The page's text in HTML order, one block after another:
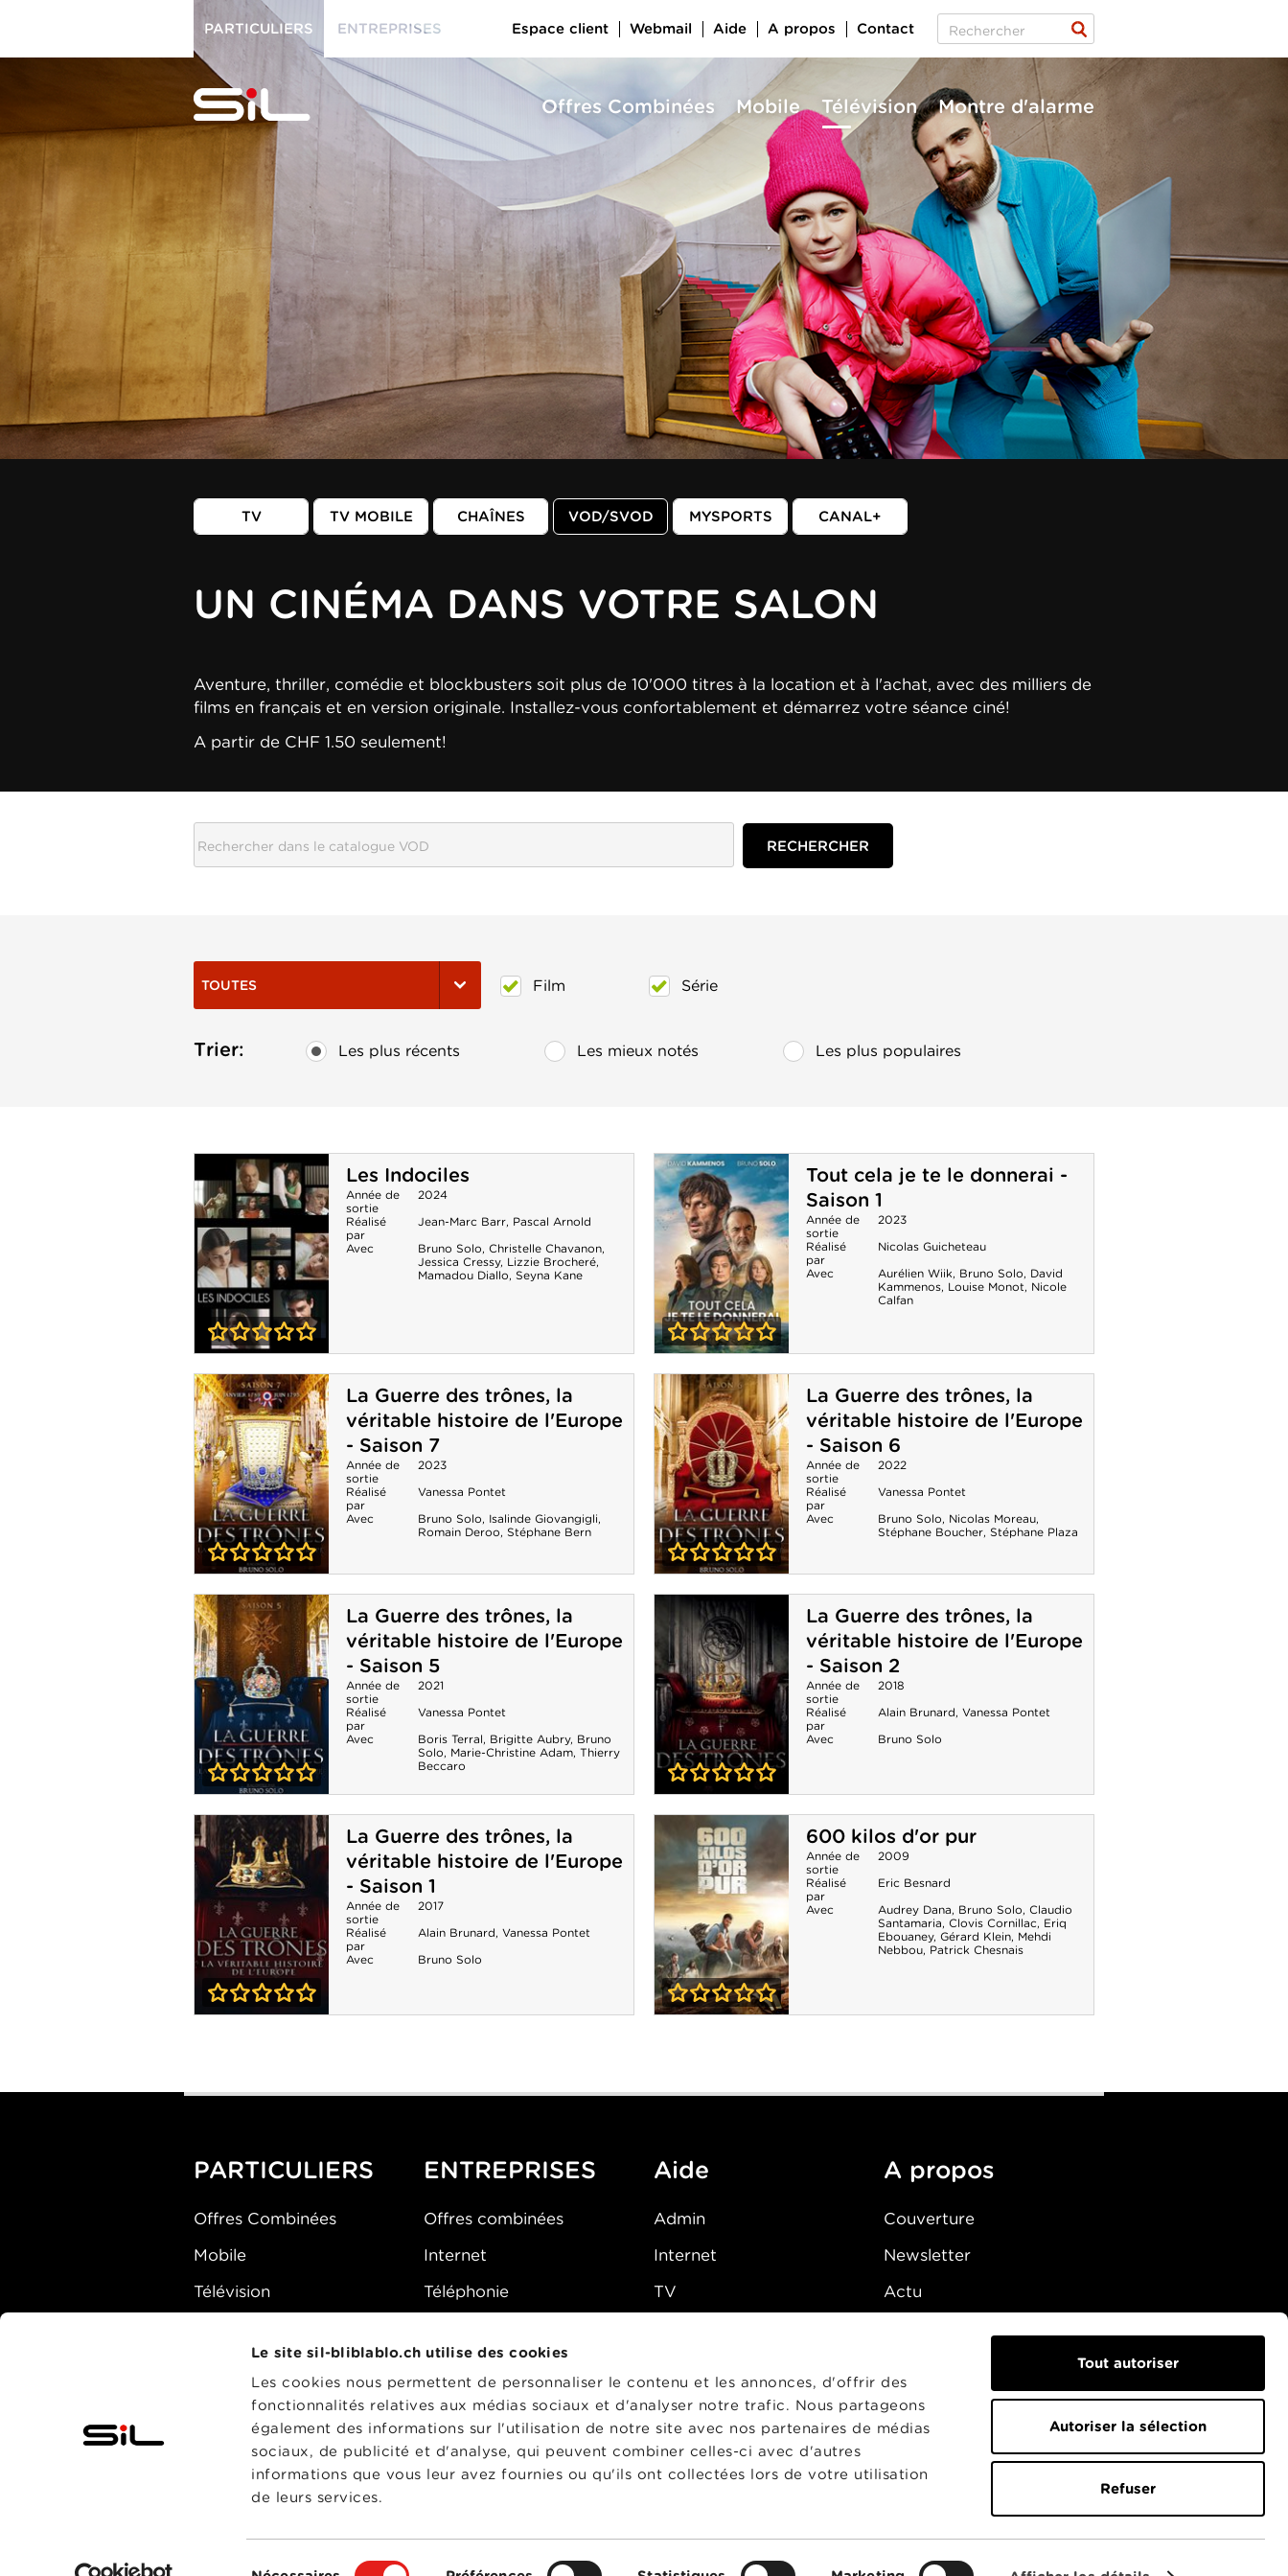
Le site sil-bliblablo.ch utilise des cookies
Les cookies nous permettent de personnaliser le contenu et les annonces, d'offrir des
fonctionnalités relatives aux médias sociaux et d'analyser notre trafic. Nous partageons
également des informations sur l'utilisation de notre site avec nos partenaires de médias
sociaux, de publicité et d'analyse, qui peuvent combiner celles-ci avec d'autres
informations que vous leur avez fournies ou qu'ils ont collectées lors de votre utilisation
de leurs services.
Tout autoriser
Autoriser la sélection
Refuser
SiL
multimédia
TV TV MOBILE CHAÎNES VOD/SVOD MYSPORTS CANAL+
UN CINÉMA DANS VOTRE SALON
Aventure, thriller, comédie et blockbusters soit plus de 10'000 titres à la location et à l'achat, avec des milliers de
films en français et en version originale. Installez-vous confortablement et démarrez votre séance ciné!
A partir de CHF 1.50 seulement!
TOUTES Film Série
Trier: Les plus récents Les mieux notés Les plus populaires
Les Indociles
Les Indociles
Année de
sortie
2024
Réalisé
par
Jean-Marc Barr, Pascal Arnold
Avec
Bruno Solo, Christelle Chavanon,
Jessica Cressy, Lizzie Brocheré,
Mamadou Diallo, Seyna Kane
Tout cela je te le donnerai -
Saison 1
Tout cela je te le
donnerai -
Saison 1
Année de
sortie
2023
Réalisé
par
Nicolas Guicheteau
Avec
Aurélien Wiik, Bruno Solo, David
Kammenos, Louise Monot, Nicole
Calfan
La Guerre des trônes, la
véritable histoire de l'Europe
- Saison 7
La Guerre des
trônes, la
véritable histoire
de l'Europe -
Saison 7
Année de
sortie
2023
Réalisé
par
Vanessa Pontet
Avec
Bruno Solo, Isalinde Giovangigli,
Romain Deroo, Stéphane Bern
La Guerre des trônes, la
véritable histoire de l'Europe
- Saison 6
La Guerre des
trônes, la
véritable histoire
de l'Europe -
Saison 6
Année de
sortie
2022
Réalisé
par
Vanessa Pontet
Avec
Bruno Solo, Nicolas Moreau,
Stéphane Boucher, Stéphane Plaza
La Guerre des trônes, la
véritable histoire de l'Europe
- Saison 5
La Guerre des
trônes, la
véritable histoire
de l'Europe -
Saison 5
Année de
sortie
2021
Réalisé
par
Vanessa Pontet
Avec
Boris Terral, Brigitte Aubry, Bruno
Solo, Marie-Christine Adam, Thierry
Beccaro
La Guerre des trônes, la
véritable histoire de l'Europe
- Saison 2
La Guerre des
trônes, la
véritable histoire
de l'Europe -
Saison 2
Année de
sortie
2018
Réalisé
par
Alain Brunard, Vanessa Pontet
Avec
Bruno Solo
La Guerre des trônes, la
véritable histoire de l'Europe
- Saison 1
véritable histoire
Saison 1
Année de
sortie
2017
Réalisé
par
Alain Brunard, Vanessa Pontet
Avec
Bruno Solo
600 kilos d'or pur
Année de
sortie
2009
Réalisé
par
Eric Besnard
Avec
Audrey Dana, Bruno Solo, Claudio
Santamaria, Clovis Cornillac, Eriq
Ebouaney, Gérard Klein, Mehdi
Nebbou, Patrick Chesnais
PARTICULIERS
PARTICULIERS
Offres Combinées Mobile Télévision Montre d'alarme
ENTREPRISES
ENTREPRISES
Espace client Webmail Aide A propos Contact
PARTICULIERS
Offres Combinées
Mobile
Télévision
ENTREPRISES
Offres combinées
Internet
Téléphonie
Aide
Admin
Internet
TV
Fibre
Sécurité
État du réseau
A propos
Couverture
Newsletter
Actu